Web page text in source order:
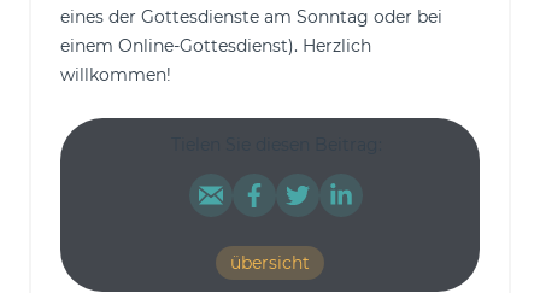
eines der Gottesdienste am Sonntag oder bei
einem Online-Gottesdienst). Herzlich
willkommen!
übersicht